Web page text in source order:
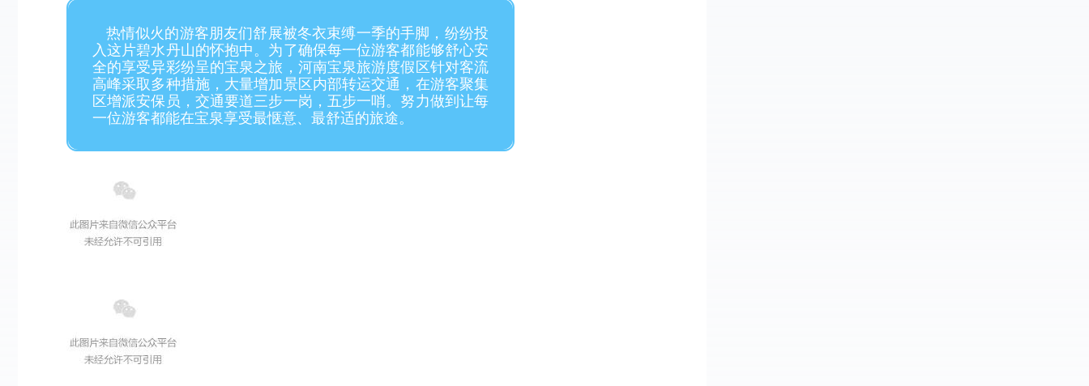
热情似火的游客朋友们舒展被冬衣束缚一季的手脚，纷纷投
入这片碧水丹山的怀抱中。 为了确保每一位游客都能够舒心安
全的享受异彩纷呈的宝泉之旅，河南宝泉旅游度假区针对客流
高峰采取多种措施，大量增加景区内部转运交通，在游客聚集
区增派安保员，交通要道三步一岗，五步一哨。努力做到让每
一位游客都能在宝泉享受最惬意、最舒适的旅途。